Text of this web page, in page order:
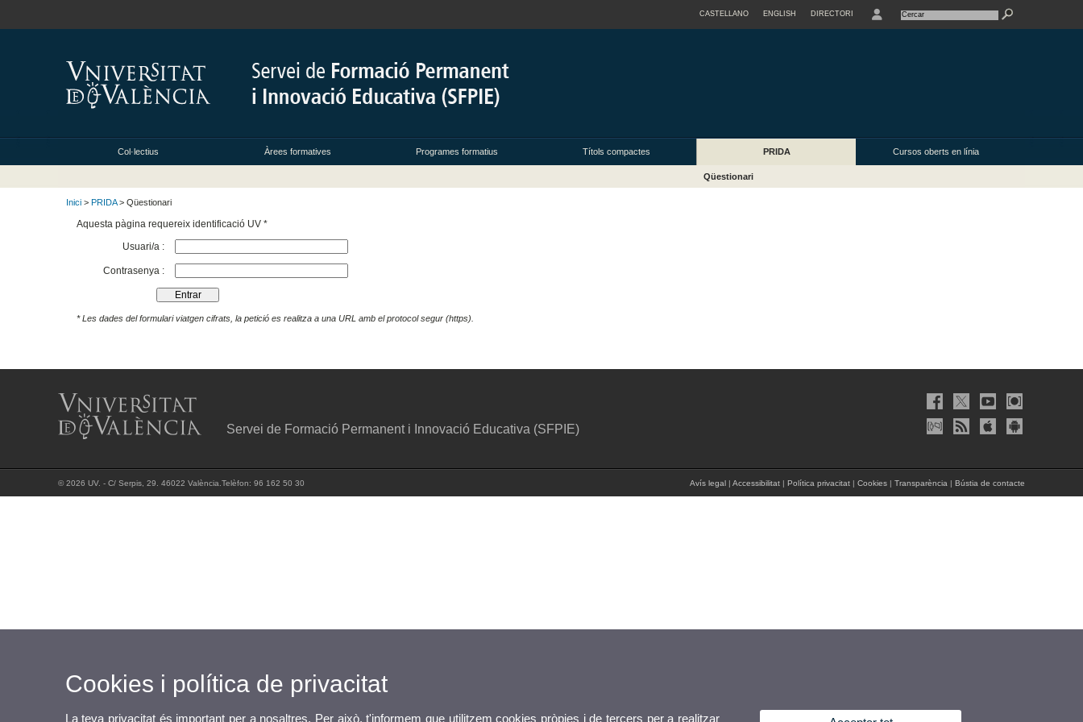
CASTELLANO ENGLISH DIRECTORI
Col·lectius Àrees formatives Programes formatius Títols compactes PRIDA Cursos oberts en línia
Qüestionari
Inici > PRIDA> Qüestionari
Aquesta pàgina requereix identificació UV *
Usuari/a :
Contrasenya :
* Les dades del formulari viatgen cifrats, la petició es realitza a una URL amb el protocol segur (https).
Servei de Formació Permanent i Innovació Educativa (SFPIE)
© 2026 UV. - C/ Serpis, 29. 46022 València.Telèfon: 96 162 50 30 Avís legal | Accessibilitat | Política privacitat | Cookies | Transparència | Bústia de contacte
Cookies i política de privacitat
La teva privacitat és important per a nosaltres. Per això, t'informem que utilitzem cookies pròpies i de tercers per a realitzar